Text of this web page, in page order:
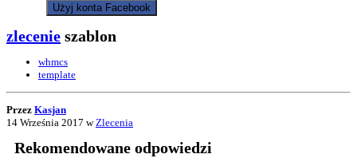
Użyj konta Facebook
zlecenie szablon
whmcs
template
Przez Kasjan
14 Września 2017 wZlecenia
Rekomendowane odpowiedzi